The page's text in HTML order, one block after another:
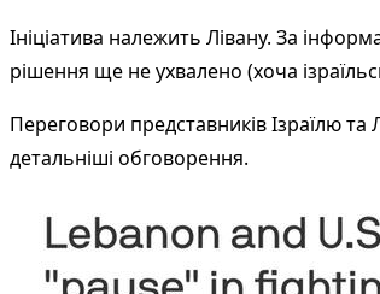
Ініціатива належить Лівану. За
рішення ще не ухвалено (хоча
Переговори представників Ізраїлю
детальніші обговорення.